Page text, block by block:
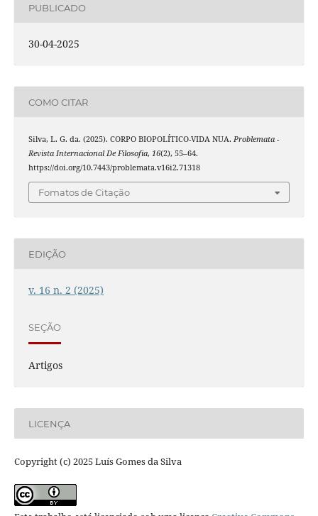
PUBLICADO
30-04-2025
COMO CITAR
Silva, L. G. da. (2025). CORPO BIOPOLÍTICO-VIDA NUA. Problemata -
Revista Internacional De Filosofia, 16(2), 55–64.
https://doi.org/10.7443/problemata.v16i2.71318
Fomatos de Citação
EDIÇÃO
v. 16 n. 2 (2025)
SEÇÃO
Artigos
LICENÇA
Copyright (c) 2025 Luís Gomes da Silva